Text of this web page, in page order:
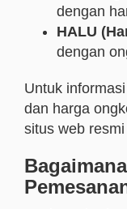
dengan
HALU
dengan
Untuk
dan harga
situs web